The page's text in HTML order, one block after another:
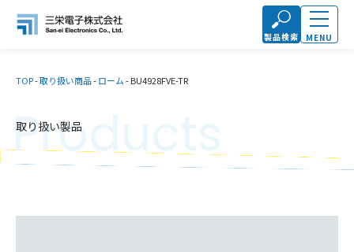
製品検索 MENU
TOP-取り扱い商品-ローム-BU4928FVE-TR
取り扱い製品
Products